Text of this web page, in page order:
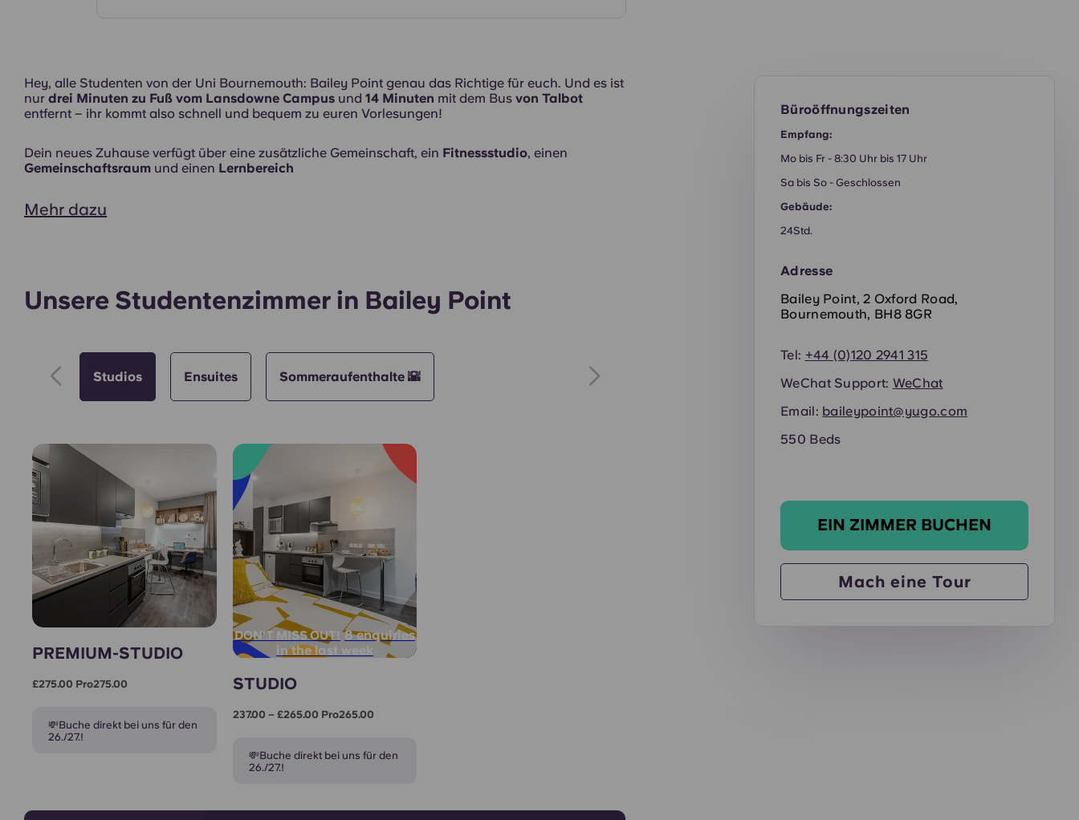
Hey, alle Studenten von der Uni Bournemouth: Bailey Point genau das Richtige für euch. Und es ist
nur drei Minuten zu Fuß vom Lansdowne Campus und 14 Minuten mit dem Bus von Talbot
entfernt – ihr kommt also schnell und bequem zu euren Vorlesungen!
Dein neues Zuhause verfügt über eine zusätzliche Gemeinschaft, ein Fitnessstudio, einen
Gemeinschaftsraum und einen Lernbereich
Mehr dazu
Unsere Studentenzimmer in Bailey Point
Studios Ensuites Sommeraufenthalte 🌇
PREMIUM-STUDIO
£275.00 Pro275.00
💸Buche direkt bei uns für den
26./27.!
DON'T MISS OUT! 8 enquiries
in the last week
STUDIO
237.00 – £265.00 Pro265.00
💸Buche direkt bei uns für den
26./27.!
Büroöffnungszeiten
Empfang:
Mo bis Fr - 8:30 Uhr bis 17 Uhr
Sa bis So - Geschlossen
Gebäude:
24Std.
Adresse
Bailey Point, 2 Oxford Road,
Bournemouth, BH8 8GR
Tel: +44 (0)120 2941 315
WeChat Support: WeChat
Email: baileypoint@yugo.com
550 Beds
EIN ZIMMER BUCHEN
Mach eine Tour